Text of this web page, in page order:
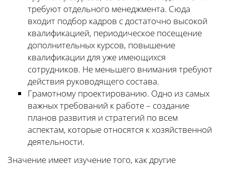
требуют отдельного менеджмента. Сюда
входит подбор кадров с достаточно высокой
квалификацией, периодическое посещение
дополнительных курсов, повышение
квалификации для уже имеющихся
сотрудников. Не меньшего внимания требуют
действия руководящего состава.
Грамотному проектированию. Одно из самых
важных требований к работе – создание
планов развития и стратегий по всем
аспектам, которые относятся к хозяйственной
деятельности.
Значение имеет изучение того, как другие